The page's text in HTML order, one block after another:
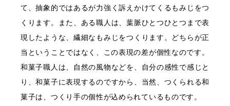
て、抽象的ではあるが力強く訴えかけてくるもみじをつ
くります。また、ある職人は、葉脈ひとつひとつまで表
現したような、繊細なもみじをつくります。どちらが正
当ということではなく、この表現の差が個性なのです。
和菓子職人は、自然の風物などを、自分の感性で感じと
り、和菓子に表現するのですから、当然、つくられる和
菓子は、つくり手の個性が込められているものです。